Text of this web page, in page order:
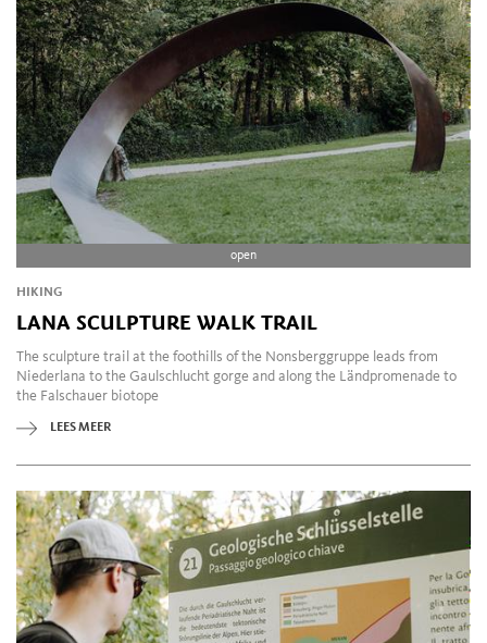
open
HIKING
LANA SCULPTURE WALK TRAIL
The sculpture trail at the foothills of the Nonsberggruppe leads from
Niederlana to the Gaulschlucht gorge and along the Ländpromenade to
the Falschauer biotope
LEES MEER